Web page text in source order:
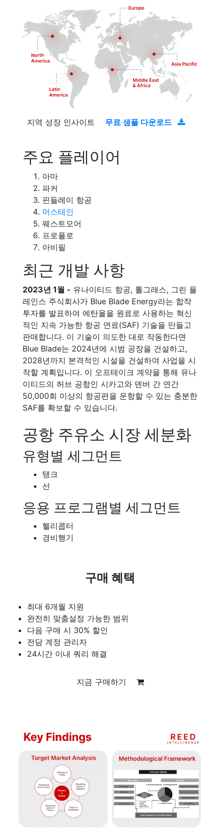
지역 성장 인사이트 무료 샘플 다운로드
주요 플레이어
아마
파커
핀들레이 항공
머스테인
웨스트모어
프로플로
아비필
최근 개발 사항
2023년 1월 - 유나이티드 항공, 톨그래스, 그린 플
레인스 주식회사가 Blue Blade Energy라는 합작
투자를 발표하여 에탄올을 원료로 사용하는 혁신
적인 지속 가능한 항공 연료(SAF) 기술을 만들고
판매합니다. 이 기술이 의도한 대로 작동한다면
Blue Blade는 2024년에 시범 공장을 건설하고,
2028년까지 본격적인 시설을 건설하여 사업을 시
작할 계획입니다. 이 오프테이크 계약을 통해 유나
이티드의 허브 공항인 시카고와 덴버 간 연간
50,000회 이상의 항공편을 운항할 수 있는 충분한
SAF를 확보할 수 있습니다.
공항 주유소 시장 세분화
유형별 세그먼트
탱크
선
응용 프로그램별 세그먼트
헬리콥터
경비행기
구매 혜택
최대 6개월 지원
완전히 맞춤설정 가능한 범위
다음 구매 시 30% 할인
전담 계정 관리자
24시간 이내 쿼리 해결
지금 구매하기